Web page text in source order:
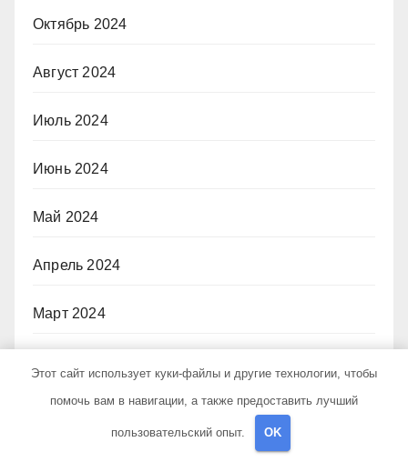
Октябрь 2024
Август 2024
Июль 2024
Июнь 2024
Май 2024
Апрель 2024
Март 2024
Этот сайт использует куки-файлы и другие технологии, чтобы
помочь вам в навигации, а также предоставить лучший
пользовательский опыт. OK